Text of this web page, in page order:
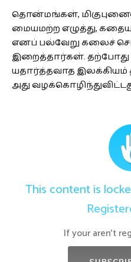
தொன்மங்கள்,
மையமற்ற எழுத்து,
எனப் பல்வேறு கலைச்
இறைத்தார்கள். தற்போது
யதார்த்தவாத
அது
This content is
If your aren't